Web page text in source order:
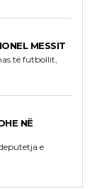
MESSIT
të futbollit,
NË
e